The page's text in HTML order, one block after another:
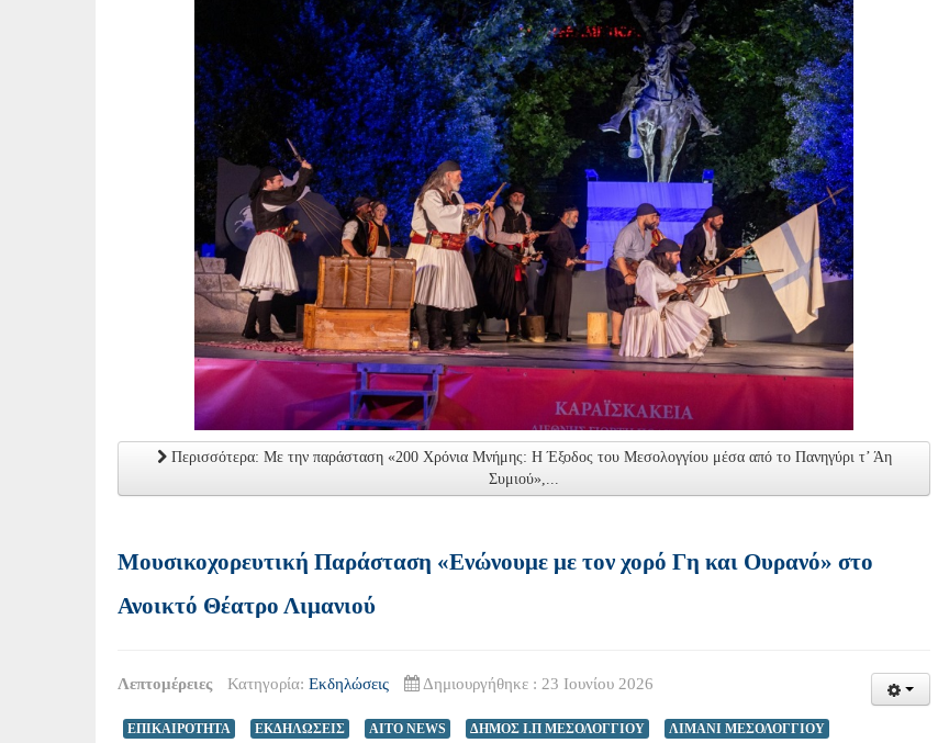
Περισσότερα: Με την παράσταση «200 Χρόνια Μνήμης: Η Έξοδος του Μεσολογγίου μέσα από το Πανηγύρι τ’ Άη
Συμιού»,...
Μουσικοχορευτική Παράσταση «Ενώνουμε με τον χορό Γη και Ουρανό» στο
Ανοικτό Θέατρο Λιμανιού
Λεπτομέρειες Κατηγορία: Εκδηλώσεις Δημιουργήθηκε : 23 Ιουνίου 2026
ΕΠΙΚΑΙΡΟΤΗΤΑ ΕΚΔΗΛΩΣΕΙΣ AITO NEWS ΔΗΜΟΣ Ι.Π ΜΕΣΟΛΟΓΓΙΟΥ ΛΙΜΑΝΙ ΜΕΣΟΛΟΓΓΙΟΥ